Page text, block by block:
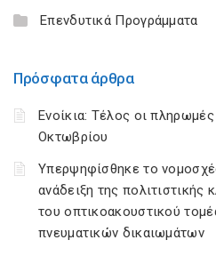
Επενδυτικά Προγράμματα
Πρόσφατα άρθρα
Ενοίκια: Τέλος οι
Οκτωβρίου
Υπερψηφίσθηκε το
ανάδειξη της πολιτιστικής
του οπτικοακουστικού
πνευματικών δικαιωμάτων